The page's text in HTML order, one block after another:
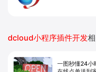
dcloud小程序插件开发
一图秒懂24小